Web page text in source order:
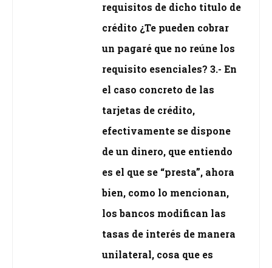
requisitos de dicho titulo de
crédito ¿Te pueden cobrar
un pagaré que no reúne los
requisito esenciales? 3.- En
el caso concreto de las
tarjetas de crédito,
efectivamente se dispone
de un dinero, que entiendo
es el que se “presta”, ahora
bien, como lo mencionan,
los bancos modifican las
tasas de interés de manera
unilateral, cosa que es